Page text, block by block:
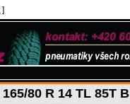
]
80 R 14 TL 85T